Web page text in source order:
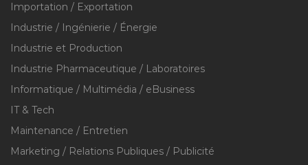
Importation / Exportation
Industrie / Ingénierie / Énergie
Industrie et Production
Industrie Pharmaceutique / Laboratoires
Informatique / Multimédia / eBusiness
IT & Tech
Maintenance / Entretien
Marketing / Relations Publiques / Publicité